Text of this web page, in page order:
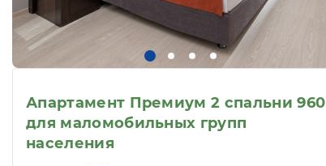
Апартамент Премиум 2 спальни 960
для маломобильных групп
населения